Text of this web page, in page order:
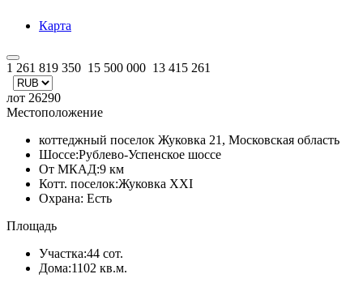
Карта
1 261 819 350 15 500 000 13 415 261
лот 26290
Местоположение
коттеджный поселок Жуковка 21, Московская область
Шоссе:Рублево-Успенское шоссе
От МКАД:9 км
Котт. поселок:Жуковка XXI
Охрана: Есть
Площадь
Участка:44 сот.
Дома:1102 кв.м.